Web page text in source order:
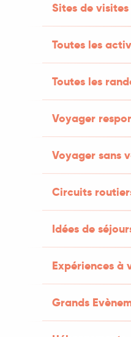
Sites de visites
Toutes les
Toutes les
Voyager
Voyager sans
Circuits
Idées de
Expériences à
Grands
- Padirac à 3km
- Bourg
erreur
DE